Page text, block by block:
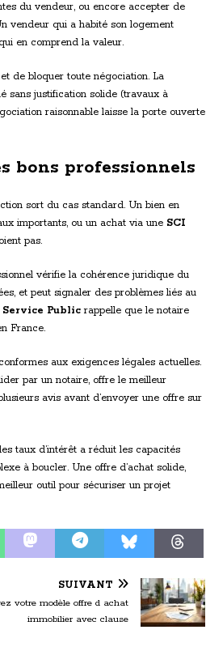
du vendeur, ou encore accepter de
vendeur qui a habité son logement
en comprend la valeur.
de bloquer toute négociation. La
sans justification solide (travaux à
raisonnable laisse la porte ouverte
bons professionnels
sort du cas standard. Un bien en
importants, ou un achat via une SCI
pas.
vérifie la cohérence juridique du
et peut signaler des problèmes liés au
Service Public rappelle que le notaire
France.
aux exigences légales actuelles.
par un notaire, offre le meilleur
avis avant d’envoyer une offre sur
taux d’intérêt a réduit les capacités
à boucler. Une offre d’achat solide,
outil pour sécuriser un projet
SUIVANT
votre modèle offre d achat
immobilier avec clause